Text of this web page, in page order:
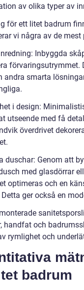
av olika typer av
för ett litet badrum
vi några av de
Inbyggda
förvaringsutrymmet.
andra smarta
i design:
utseende med få
överdrivet
duschar: Genom att
med glasdörrar
optimeras och en
ger också en
handfat och
rymlighet och
badrum